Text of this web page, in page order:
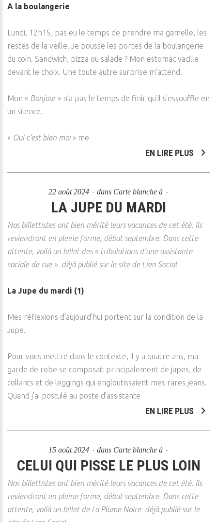
A la boulangerie
Lundi, 12h15, pas eu le temps de prendre ma gamelle, les
restes de la veille. Je pousse les portes de la boulangerie
du coin. Sandwich, pizza ou salade ? Mon estomac vacille
devant le choix. Une toute autre surprise m’attend.
Mon « Bonjour » n’a pas le temps de finir qu’il s’essouffle en
un silence.
« Oui c’est bien moi» me
EN LIRE PLUS
22 août 2024 dans Carte blanche à
LA JUPE DU MARDI
Nos billettistes ont bien mérité leurs vacances de cet été. Ils
reviendront en pleine forme, début septembre. Dans cette
attente, voilà un billet des « tribulations d’une assistante
sociale de rue » déjà publié sur le site de Lien Social
La Jupe du mardi (1)
Mes réflexions d’aujourd’hui portent sur la condition de la
Jupe.
Pour vous mettre dans le contexte, il y a quatre ans, ma
garde de robe se composait principalement de jupes, de
collants et de leggings qui engloutissaient mes rares jeans.
Quand j’ai postulé au poste d’assistante
EN LIRE PLUS
15 août 2024 dans Carte blanche à
CELUI QUI PISSE LE PLUS LOIN
Nos billettistes ont bien mérité leurs vacances de cet été. Ils
reviendront en pleine forme, début septembre. Dans cette
attente, voilà un billet de La Plume Noire déjà publié sur le